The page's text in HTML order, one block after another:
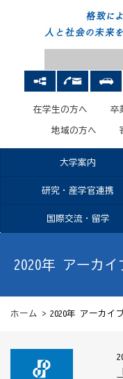
在学生の方へ 卒
地域の方へ
大学案内
研究・産学官連携
国際交流・留学
2020年 アーカイ
ホーム > 2020年 アーカイ